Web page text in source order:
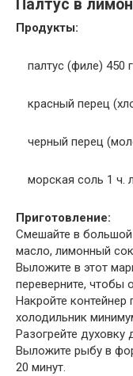
Палтус в
Продукты:
палтус (филе) 450 г
красный перец
черный перец
морская соль 1 ч.
Приготовление:
Смешайте в
масло, лимонный
Выложите в этот
переверните, чтобы
Накройте контейнер
холодильник
Разогрейте духовку
Выложите рыбу в
20 минут.